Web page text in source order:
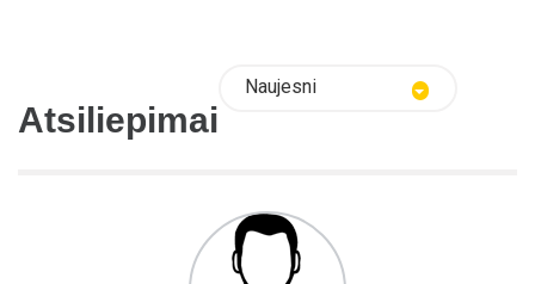
Atsiliepimai
Naujesni